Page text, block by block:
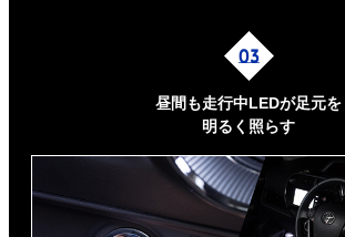
昼間も走行中LEDが足元を
明るく照らす